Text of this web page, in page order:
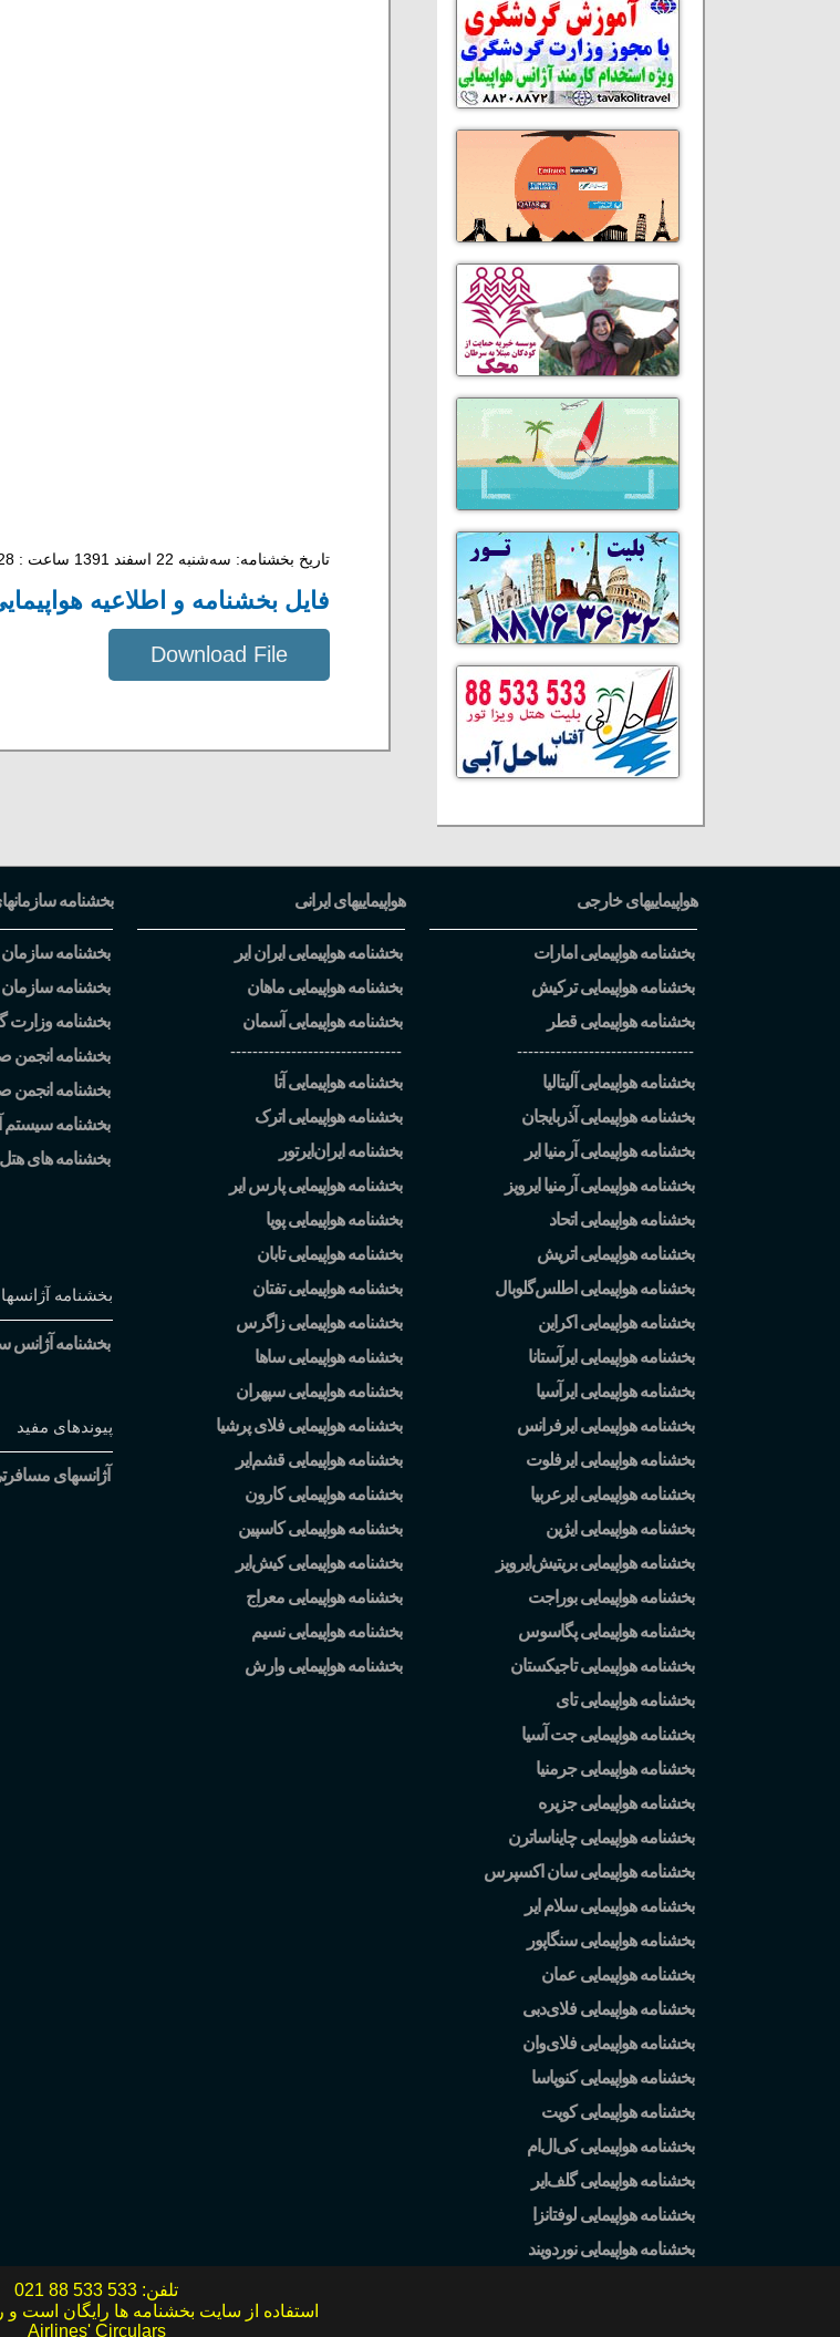
تاریخ بخشنامه: سه‌شنبه 22 اسفند 1391 ساعت : 5:55:28 PM
فایل بخشنامه و اطلاعیه
Download File
هواپیماییهای خارجی
بخشنامه هواپیمایی امارات
بخشنامه هواپیمایی ترکیش
بخشنامه هواپیمایی قطر
--------------------------------
بخشنامه هواپیمایی آلیتالیا
بخشنامه هواپیمایی آذربایجان
بخشنامه هواپیمایی آرمنیا ایر
بخشنامه هواپیمایی آرمنیا ایرویز
بخشنامه هواپیمایی اتحاد
بخشنامه هواپیمایی اتریش
بخشنامه هواپیمایی اطلسگلوبال
بخشنامه هواپیمایی اکراین
بخشنامه هواپیمایی ایرآستانا
بخشنامه هواپیمایی ایرآسیا
بخشنامه هواپیمایی ایرفرانس
بخشنامه هواپیمایی ایرفلوت
بخشنامه هواپیمایی ایرعربیا
بخشنامه هواپیمایی ایژین
بخشنامه هواپیمایی بریتیشایرویز
بخشنامه هواپیمایی بوراجت
بخشنامه هواپیمایی پگاسوس
بخشنامه هواپیمایی تاجیکستان
بخشنامه هواپیمایی تای
بخشنامه هواپیمایی جت آسیا
بخشنامه هواپیمایی جرمنیا
بخشنامه هواپیمایی جزیره
بخشنامه هواپیمایی چایناساترن
بخشنامه هواپیمایی سان اکسپرس
بخشنامه هواپیمایی سلام ایر
بخشنامه هواپیمایی سنگاپور
بخشنامه هواپیمایی عمان
بخشنامه هواپیمایی فلایدبی
بخشنامه هواپیمایی فلایوان
بخشنامه هواپیمایی کنویاسا
بخشنامه هواپیمایی کویت
بخشنامه هواپیمایی کی الام
بخشنامه هواپیمایی گلفایر
بخشنامه هواپیمایی لوفتانزا
بخشنامه هواپیمایی نوردویند
هواپیماییهای ایرانی
بخشنامه هواپیمایی ایران ایر
بخشنامه هواپیمایی ماهان
بخشنامه هواپیمایی آسمان
-------------------------------
بخشنامه هواپیمایی آتا
بخشنامه هواپیمایی اترک
بخشنامه ایرانایرتور
بخشنامه هواپیمایی پارس ایر
بخشنامه هواپیمایی پویا
بخشنامه هواپیمایی تابان
بخشنامه هواپیمایی تفتان
بخشنامه هواپیمایی زاگرس
بخشنامه هواپیمایی ساها
بخشنامه هواپیمایی سپهران
بخشنامه هواپیمایی فلای پرشیا
بخشنامه هواپیمایی قشمایر
بخشنامه هواپیمایی کارون
بخشنامه هواپیمایی کاسپین
بخشنامه هواپیمایی کیشایر
بخشنامه هواپیمایی معراج
بخشنامه هواپیمایی نسیم
بخشنامه هواپیمایی وارش
بخشنامه
بخشنامه سازمان
بخشنامه سازمان
بخشنامه
بخشنامه انجمن
بخشنامه انجمن
بخشنامه سیستم
بخشنامه های هتل
بخشنامه
بخشنامه آژانس
پیوندهای مفید
آژانسهای
تلفن: 021 88 533 533
استفاده از سایت بخشنامه ها رایگان است و
Airlines' Circulars